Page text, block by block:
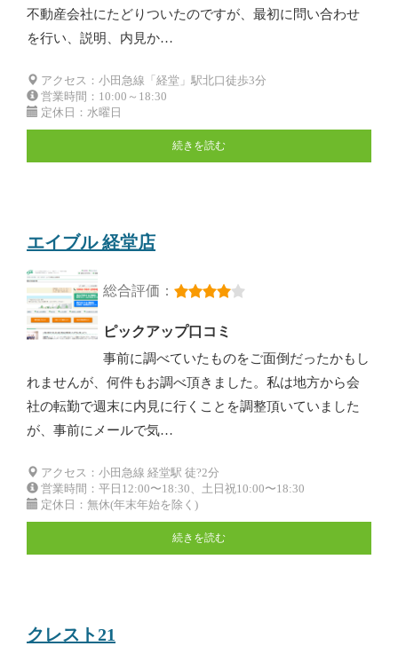
不動産会社にたどりついたのですが、最初に問い合わせ
を行い、説明、内見か…
アクセス：小田急線「経堂」駅北口徒歩3分
営業時間：10:00～18:30
定休日：水曜日
続きを読む
エイブル 経堂店
総合評価：
ピックアップ口コミ
事前に調べていたものをご面倒だったかもし
れませんが、何件もお調べ頂きました。私は地方から会
社の転勤で週末に内見に行くことを調整頂いていました
が、事前にメールで気…
アクセス：小田急線 経堂駅 徒?2分
営業時間：平日12:00〜18:30、土日祝10:00〜18:30
定休日：無休(年末年始を除く)
続きを読む
クレスト21